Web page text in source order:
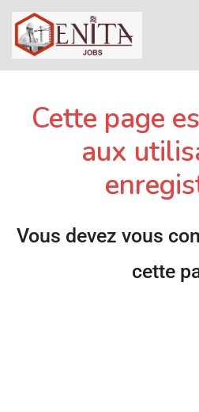
Cette page
aux
Vous devez vous
cette